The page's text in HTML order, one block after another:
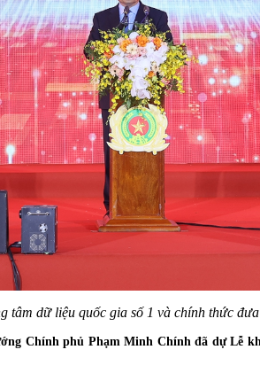
dữ liệu quốc gia số 1 và chính thức
Chính phủ Phạm Minh Chính đã dự Lễ